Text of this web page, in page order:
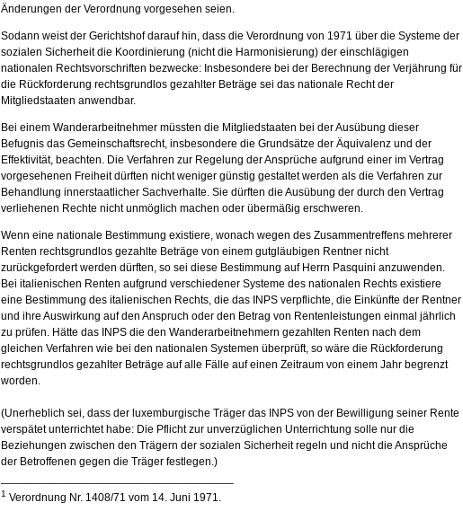
Änderungen der Verordnung vorgesehen seien.
Sodann weist der Gerichtshof darauf hin, dass die Verordnung von 1971 über die Systeme der
sozialen Sicherheit die Koordinierung (nicht die Harmonisierung) der einschlägigen
nationalen Rechtsvorschriften bezwecke: Insbesondere bei der Berechnung der Verjährung für
die Rückforderung rechtsgrundlos gezahlter Beträge sei das nationale Recht der
Mitgliedstaaten anwendbar.
Bei einem Wanderarbeitnehmer müssten die Mitgliedstaaten bei der Ausübung dieser
Befugnis das Gemeinschaftsrecht, insbesondere die Grundsätze der Äquivalenz und der
Effektivität, beachten. Die Verfahren zur Regelung der Ansprüche aufgrund einer im Vertrag
vorgesehenen Freiheit dürften nicht weniger günstig gestaltet werden als die Verfahren zur
Behandlung innerstaatlicher Sachverhalte. Sie dürften die Ausübung der durch den Vertrag
verliehenen Rechte nicht unmöglich machen oder übermäßig erschweren.
Wenn eine nationale Bestimmung existiere, wonach wegen des Zusammentreffens mehrerer
Renten rechtsgrundlos gezahlte Beträge von einem gutgläubigen Rentner nicht
zurückgefordert werden dürften, so sei diese Bestimmung auf Herrn Pasquini anzuwenden.
Bei italienischen Renten aufgrund verschiedener Systeme des nationalen Rechts existiere
eine Bestimmung des italienischen Rechts, die das INPS verpflichte, die Einkünfte der Rentner
und ihre Auswirkung auf den Anspruch oder den Betrag von Rentenleistungen einmal jährlich
zu prüfen. Hätte das INPS die den Wanderarbeitnehmern gezahlten Renten nach dem
gleichen Verfahren wie bei den nationalen Systemen überprüft, so wäre die Rückforderung
rechtsgrundlos gezahlter Beträge auf alle Fälle auf einen Zeitraum von einem Jahr begrenzt
worden.
(Unerheblich sei, dass der luxemburgische Träger das INPS von der Bewilligung seiner Rente
verspätet unterrichtet habe: Die Pflicht zur unverzüglichen Unterrichtung solle nur die
Beziehungen zwischen den Trägern der sozialen Sicherheit regeln und nicht die Ansprüche
der Betroffenen gegen die Träger festlegen.)
1 Verordnung Nr. 1408/71 vom 14. Juni 1971.